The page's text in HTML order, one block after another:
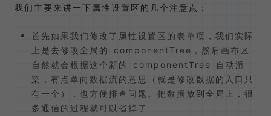
我们主要来讲一下属性设置区的几个注意点：
首先如果我们修改了属性设置区的表单项，我们实际
上是去修改全局的 componentTree，然后画布区
自然就会根据这个新的 componentTree 自动渲
染，有点单向数据流的意思（就是修改数据的入口只
有一个），也方便排查问题。把数据放到全局上，很
多通信的过程就可以省掉了